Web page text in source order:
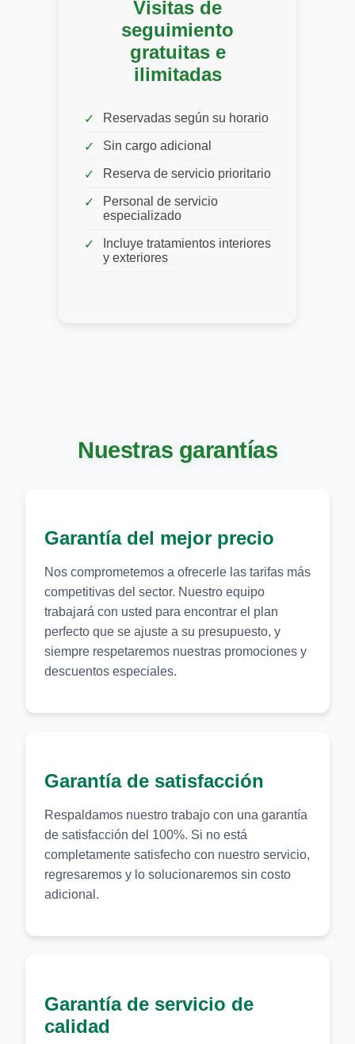
Visitas de
seguimiento
gratuitas e
ilimitadas
Reservadas según su horario
Sin cargo adicional
Reserva de servicio prioritario
Personal de servicio
especializado
Incluye tratamientos interiores
y exteriores
Nuestras garantías
Garantía del mejor precio
Nos comprometemos a ofrecerle las tarifas más
competitivas del sector. Nuestro equipo
trabajará con usted para encontrar el plan
perfecto que se ajuste a su presupuesto, y
siempre respetaremos nuestras promociones y
descuentos especiales.
Garantía de satisfacción
Respaldamos nuestro trabajo con una garantía
de satisfacción del 100%. Si no está
completamente satisfecho con nuestro servicio,
regresaremos y lo solucionaremos sin costo
adicional.
Garantía de servicio de
calidad